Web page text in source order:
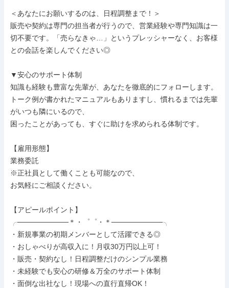
＜あなたにお願いするのは、日程調整まで！＞
販売や契約は専門の担当者が行うので、営業経験や専門知識は一
切不要です。「売らなきゃ…」というプレッシャーなく、お客様
との会話を楽しんでください◎
▼安心のサポート体制
知識も経験も豊富な先輩が、あなたを徹底的にフォローします。
トーク例が書かれたマニュアルもありますし、慣れるまでは先輩
がいつも隣にいるので、
困ったことがあっても、すぐに助けを求められる体制です。
【雇用形態】
業務委託
※正社員として働くことも可能なので、
お気軽にご相談ください。
【アピールポイント】
╭──────────＊・゜゜・＊──────────╮
・新規事業の初期メンバーとして活躍できる◎
・おしゃべりが高収入に！月収30万円以上可！
・販売・契約なし！日程調整だけのシンプル業務
・未経験でも安心の研修＆万全のサポート体制
・面倒な出社なし！現場への直行直帰OK！